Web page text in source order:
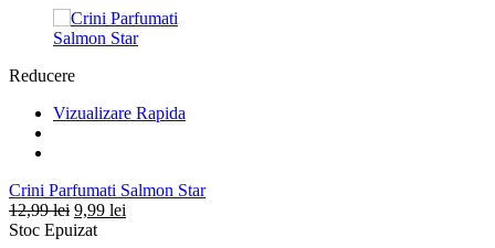
Reducere
Vizualizare Rapida
Crini Parfumati Salmon Star
12,99lei Prețul
inițial
9,99 lei
Stoc Epuizat